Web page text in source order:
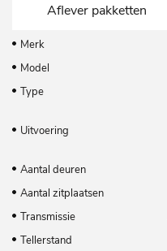
Aflever pakketten
Merk
Model
Type
Uitvoering
Aantal deuren
Aantal zitplaatsen
Transmissie
Tellerstand